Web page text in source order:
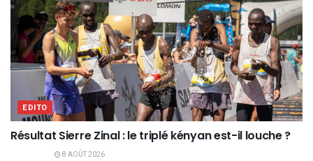
EDITO
Résultat Sierre Zinal : le triplé kényan est-il louche ?
8 AOÛT 2026